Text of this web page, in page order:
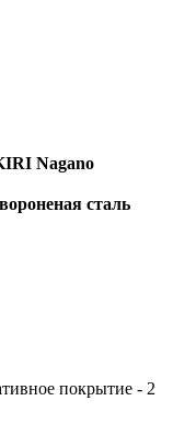
Nagano
сталь
покрытие - 2